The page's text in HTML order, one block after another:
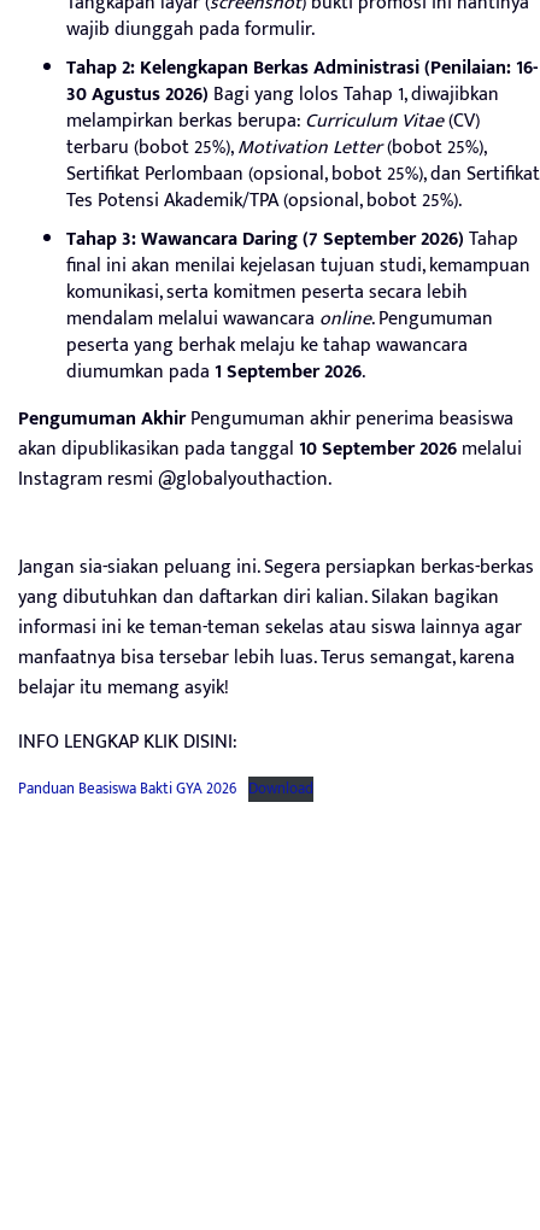
wajib diunggah pada formulir.
Tahap 2: Kelengkapan Berkas Administrasi (Penilaian: 16-
30 Agustus 2026) Bagi yang lolos Tahap 1, diwajibkan
melampirkan berkas berupa:Curriculum Vitae(CV)
terbaru (bobot 25%),Motivation Letter(bobot 25%),
Sertifikat Perlombaan (opsional, bobot 25%), dan Sertifikat
Tes Potensi Akademik/TPA (opsional, bobot 25%).
Tahap 3: Wawancara Daring (7 September 2026)Tahap
final ini akan menilai kejelasan tujuan studi, kemampuan
komunikasi, serta komitmen peserta secara lebih
mendalam melalui wawancara online. Pengumuman
peserta yang berhak melaju ke tahap wawancara
diumumkan pada1 September 2026.
Pengumuman AkhirPengumuman akhir penerima beasiswa
akan dipublikasikan pada tanggal10 September 2026melalui
Instagram resmi @globalyouthaction.
Jangan sia-siakan peluang ini. Segera persiapkan berkas-berkas
yang dibutuhkan dan daftarkan diri kalian. Silakan bagikan
informasi ini ke teman-teman sekelas atau siswa lainnya agar
manfaatnya bisa tersebar lebih luas. Terus semangat, karena
belajar itu memang asyik!
INFO LENGKAP KLIK DISINI:
Panduan Beasiswa Bakti GYA 2026 Download